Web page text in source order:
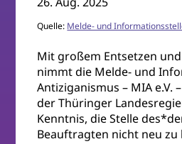
Quelle: Melde- und
Mit großem Entsetzen
nimmt die Melde- und
Antiziganismus – MIA e.V.
der Thüringer
Kenntnis, die Stelle
Beauftragten nicht neu zu